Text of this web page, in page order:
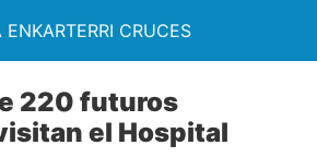
ENKARTERRI CRUCES
220 futuros
el Hospital